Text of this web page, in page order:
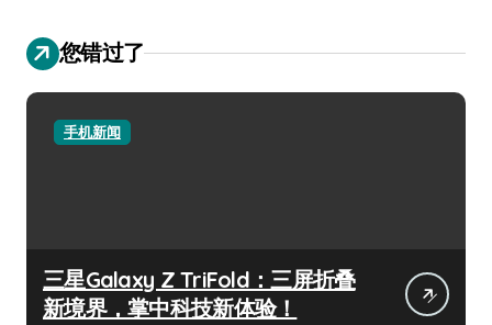
您错过了
手机新闻
三星Galaxy Z TriFold：三屏折叠
新境界，掌中科技新体验！